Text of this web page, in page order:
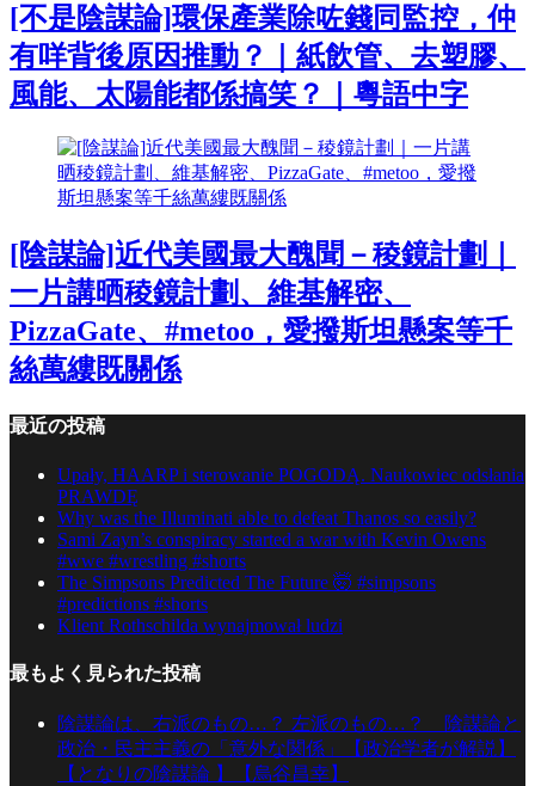
[不是陰謀論]環保產業除咗錢同監控，仲
有咩背後原因推動？｜紙飲管、去塑膠、
風能、太陽能都係搞笑？｜粵語中字
[陰謀論]近代美國最大醜聞－稜鏡計劃｜
一片講晒稜鏡計劃、維基解密、
PizzaGate、#metoo，愛撥斯坦懸案等千
絲萬縷既關係
最近の投稿
Upały, HAARP i sterowanie POGODĄ. Naukowiec odsłania
PRAWDĘ
Why was the Illuminati able to defeat Thanos so easily?
Sami Zayn’s conspiracy started a war with Kevin Owens
#wwe #wrestling #shorts
The Simpsons Predicted The Future 🤯 #simpsons
#predictions #shorts
Klient Rothschilda wynajmował ludzi
最もよく見られた投稿
陰謀論は、右派のもの…？ 左派のもの…？ 陰謀論と
政治・民主主義の「意外な関係」【政治学者が解説】
【となりの陰謀論 】【烏谷昌幸】